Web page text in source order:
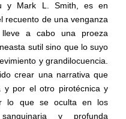
y Mark L. Smith, es en
recuento de una venganza
a cabo una proeza
sutil sino que lo suyo
y grandilocuencia.
crear una narrativa que
y por el otro pirotécnica y
lo que se oculta en los
y profunda